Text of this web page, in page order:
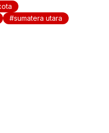
sumatera utara